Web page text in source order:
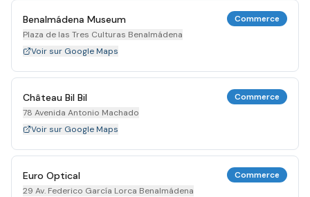
Benalmádena Museum
Plaza de las Tres Culturas Benalmádena
Commerce
Voir sur Google Maps
Château Bil Bil
78 Avenida Antonio Machado
Commerce
Voir sur Google Maps
Euro Optical
29 Av. Federico García Lorca Benalmádena
Commerce